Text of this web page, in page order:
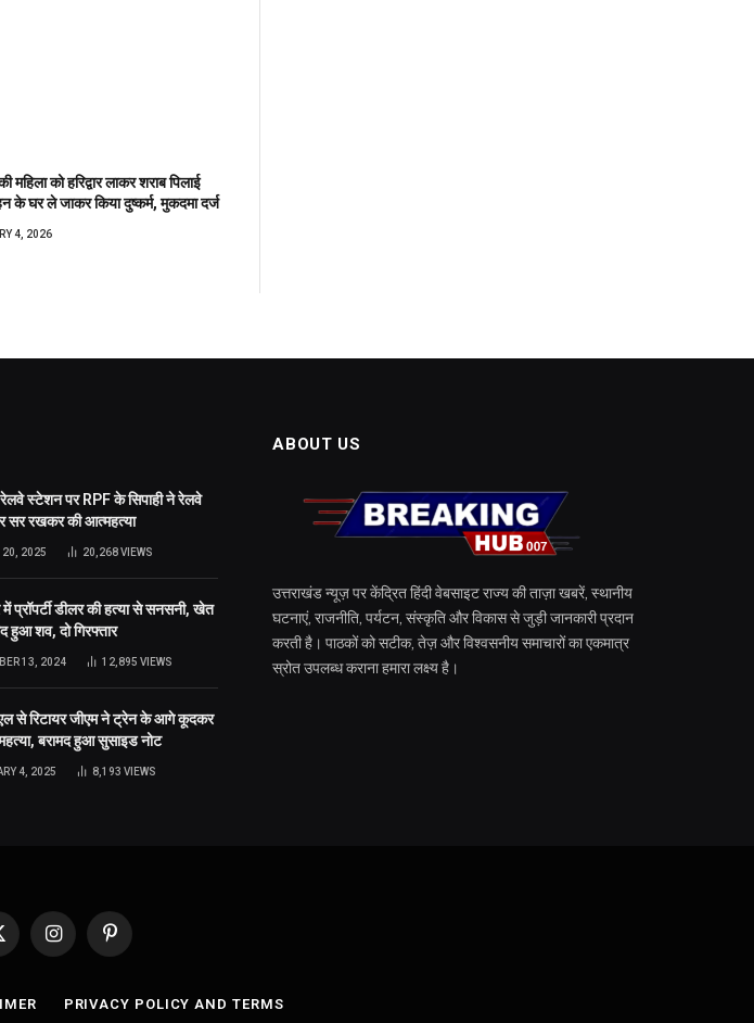
महिला को हरिद्वार लाकर शराब पिलाई
के घर ले जाकर किया दुष्कर्म, मुकदमा दर्ज
4, 2026
रेलवे स्टेशन पर RPF के सिपाही ने रेलवे
सर रखकर की आत्महत्या
20, 2025 20,268VIEWS
प्रॉपर्टी डीलर की हत्या से सनसनी, खेत
हुआ शव, दो गिरफ्तार
13, 2024 12,895 VIEWS
से रिटायर जीएम ने ट्रेन के आगे कूदकर
बरामद हुआ सुसाइड नोट
4, 2025 8,193 VIEWS
ABOUT US
उत्तराखंड न्यूज़ पर केंद्रित हिंदी वेबसाइट राज्य की ताज़ा खबरें, स्थानीय
घटनाएं, राजनीति, पर्यटन, संस्कृति और विकास से जुड़ी जानकारी प्रदान
करती है। पाठकों को सटीक, तेज़ और विश्वसनीय समाचारों का एकमात्र
स्रोत उपलब्ध कराना हमारा लक्ष्य है।
InstagramPinterest
PRIVACY POLICY AND TERMS